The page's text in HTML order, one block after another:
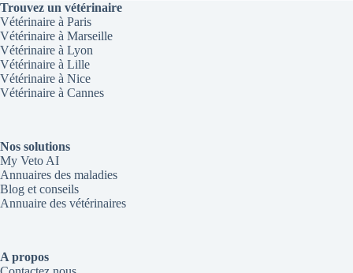
Trouvez un vétérinaire
Vétérinaire à Paris
Vétérinaire à Marseille
Vétérinaire à Lyon
Vétérinaire à Lille
Vétérinaire à Nice
Vétérinaire à Cannes
Nos solutions
My Veto AI
Annuaires des maladies
Blog et conseils
Annuaire des vétérinaires
A propos